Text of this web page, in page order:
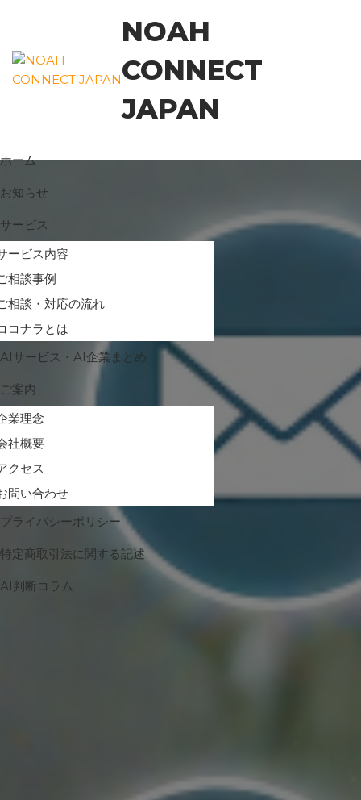
ッ
NOAH
CONNECT
JAPAN
ホーム
お知らせ
サービス
ービス内容
相談事例
相談・対応の流れ
コナラとは
AIサービス・AI企業まとめ
ご案内
業理念
社概要
クセス
問い合わせ
プライバシーポリシー
特定商取引法に関する記述
AI判断コラム